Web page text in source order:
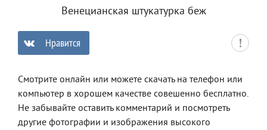
Венецианская штукатурка беж
Нравится
Смотрите онлайн или можете скачать на телефон или
компьютер в хорошем качестве совешенно бесплатно.
Не забывайте оставить комментарий и посмотреть
другие фотографии и изображения высокого